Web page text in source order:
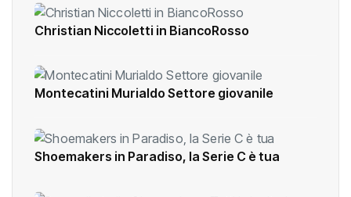
Christian Niccoletti in BiancoRosso
Montecatini Murialdo Settore giovanile
Shoemakers in Paradiso, la Serie C è tua